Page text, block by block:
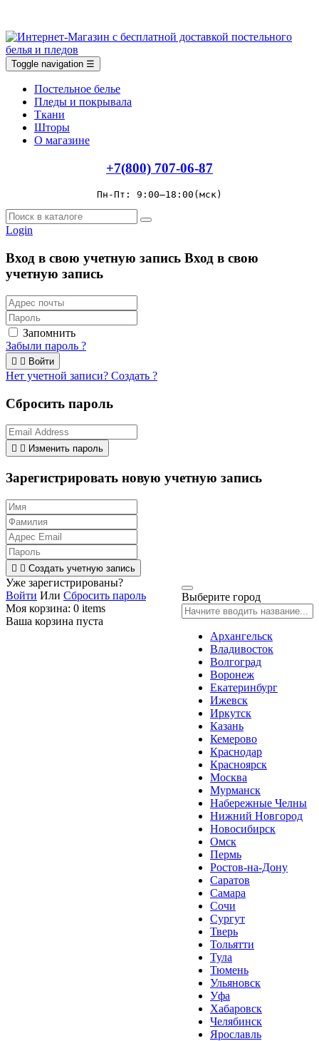
Toggle navigation ☰
Постельное белье
Пледы и покрывала
Ткани
Шторы
О магазине
+7(800) 707-06-87
Пн-Пт: 9:00–18:00(мск)
Login
Вход в свою учетную запись Вход в свою
учетную запись
Запомнить
Забыли пароль ?
  Войти
Нет учетной записи? Создать ?
Сбросить пароль
  Изменить пароль
Зарегистрировать новую учетную запись
  Создать учетную запись
Уже зарегистрированы?
Войти Или Сбросить пароль
Моя корзина: 0 items
Ваша корзина пуста
Выберите город
Архангельск
Владивосток
Волгоград
Воронеж
Екатеринбург
Ижевск
Иркутск
Казань
Кемерово
Краснодар
Красноярск
Москва
Мурманск
Набережные Челны
Нижний Новгород
Новосибирск
Омск
Пермь
Ростов-на-Дону
Саратов
Самара
Сочи
Сургут
Тверь
Тольятти
Тула
Тюмень
Ульяновск
Уфа
Хабаровск
Челябинск
Ярославль